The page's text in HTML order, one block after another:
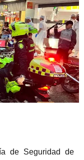
de Seguridad de